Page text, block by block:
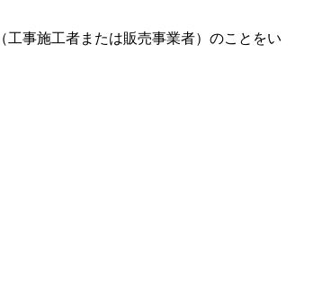
工事施工者または販売事業者）のことをい